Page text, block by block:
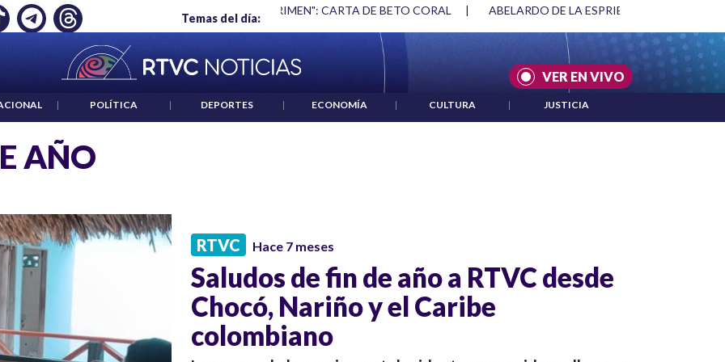
Temas del día:
EMPLEO: JP MORGAN "HABLAR NO ES UN CRIMEN": CARTA DE BETO CORAL | ABELARDO DE LA ESPRIELLA Y DMG
VER EN VIVO
| POLÍTICA | DEPORTES | ECONOMÍA | CULTURA | JUSTICIA
AÑO
RTVC Hace 7 meses
Saludos de fin de año a RTVC desde
Chocó, Nariño y el Caribe
colombiano